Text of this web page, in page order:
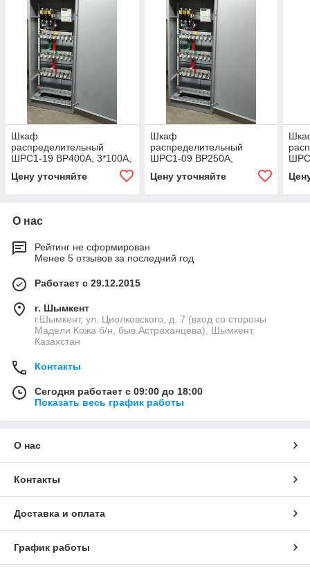
Шкаф
распределительный
ШРС1-19 ВР400А, 3*100А,
Цену уточняйте
Шкаф
распределительный
ШРС1-09 ВР250А,
Цену уточняйте
О нас
Рейтинг не сформирован
Менее 5 отзывов за последний год
Работает с 29.12.2015
г. Шымкент
г.Шымкент, ул. Циолковского, д. 7 (вход со стороны
Мадели Кожа б/н, быв.Астраханцева), Шымкент,
Казахстан
Контакты
Сегодня работает с 09:00 до 18:00
Показать весь график работы
О нас
Контакты
Доставка и оплата
График работы